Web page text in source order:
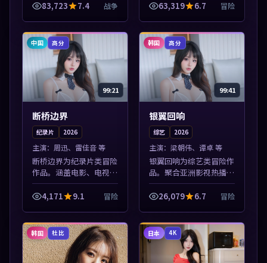
83,723 7.4 战争
新，沉浸式观影体验。本
加入片单。
63,319 6.7 冒险
中国 高分
99:21
断桥边界
纪录片 2026
主演： 周迅、雷佳音 等
断桥边界为纪录片类冒险
作品。涵盖电影、电视剧
与综艺节目，国产精品与
海外佳作并陈，免费在线
凑，值得加入...
4,171 9.1 冒险
韩国 高分
99:41
银翼回响
综艺 2026
主演： 梁朝伟、谭卓 等
银翼回响为综艺类冒险作
品。聚合亚洲影视热播内
容，高清免费在线观看，
适合手机与电脑一站式追
凑，值得加入片...
26,079 6.7 冒险
韩国 杜比 日本 4K